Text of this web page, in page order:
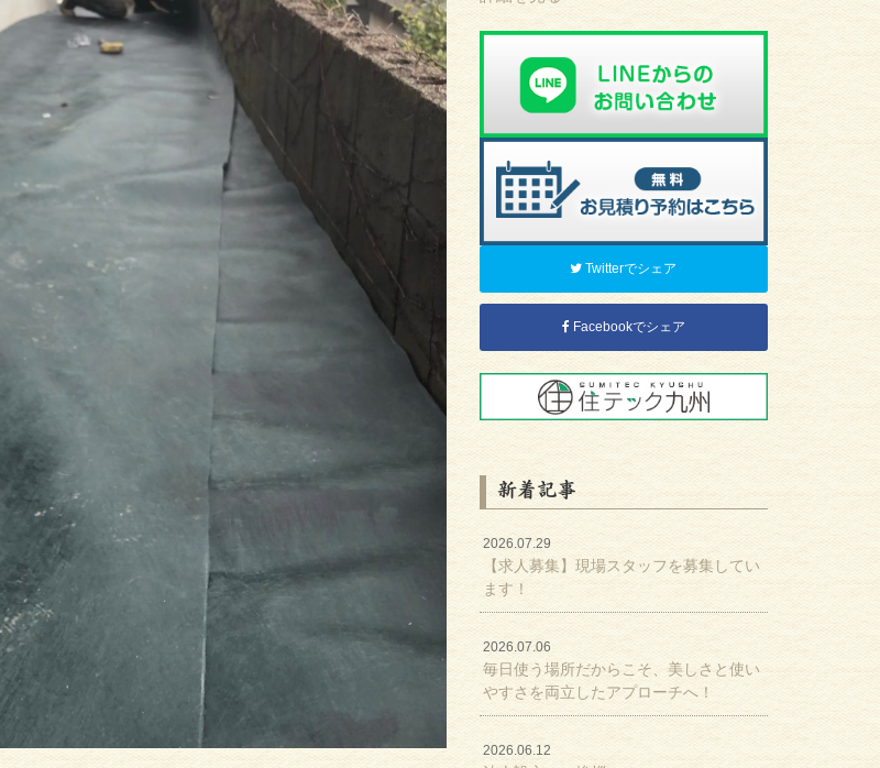
Twitterでシェア
Facebookでシェア
新着記事
2026.07.29
【求人募集】現場スタッフを募集してい
ます！
2026.07.06
毎日使う場所だからこそ、美しさと使い
やすさを両立したアプローチへ！
2026.06.12